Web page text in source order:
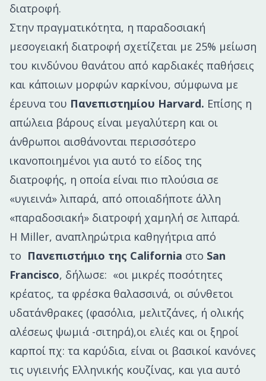
διατροφή.
Στην πραγματικότητα, η παραδοσιακή
μεσογειακή διατροφή σχετίζεται με 25% μείωση
του κινδύνου θανάτου από καρδιακές παθήσεις
και κάποιων μορφών καρκίνου, σύμφωνα με
έρευνα του Πανεπιστημίου Harvard. Επίσης η
απώλεια βάρους είναι μεγαλύτερη και οι
άνθρωποι αισθάνονται περισσότερο
ικανοποιημένοι για αυτό το είδος της
διατροφής, η οποία είναι πιο πλούσια σε
«υγιεινά» λιπαρά, από οποιαδήποτε άλλη
«παραδοσιακή» διατροφή χαμηλή σε λιπαρά.
Η Miller, αναπληρώτρια καθηγήτρια από
το Πανεπιστήμιο της California στο San
Francisco, δήλωσε: «οι μικρές ποσότητες
κρέατος, τα φρέσκα θαλασσινά, οι σύνθετοι
υδατάνθρακες (φασόλια, μελιτζάνες, ή ολικής
αλέσεως ψωμιά -σιτηρά),οι ελιές και οι ξηροί
καρποί πχ: τα καρύδια, είναι οι βασικοί κανόνες
τις υγιεινής Ελληνικής κουζίνας, και για αυτό